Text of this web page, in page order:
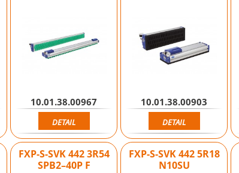
10.01.38.00967
DETAIL
10.01.38.00903
DETAIL
FXP-S-SVK 442 3R54
SPB2–40P F
FXP-S-SVK 442 5R18
N10SU